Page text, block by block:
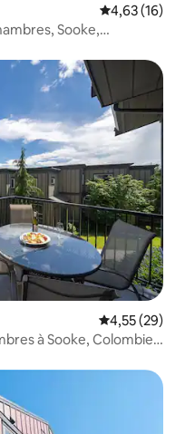
Évaluation
4,63 (16)
Sooke,
Évaluation
4,55 (29)
à Sooke, Colombie-